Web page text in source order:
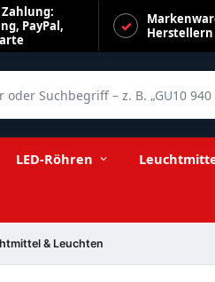
PayPal,
Herstellern
LED-Röhren
& Leuchten